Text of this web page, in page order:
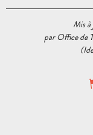
Mis
par Office de